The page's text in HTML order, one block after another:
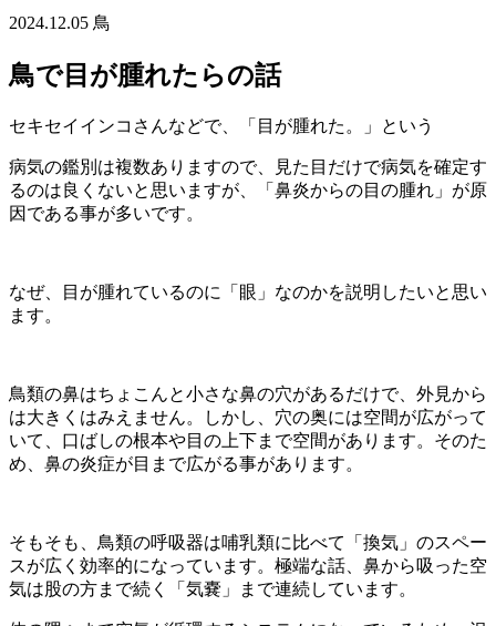
2024.12.05 鳥
鳥で目が腫れたらの話
セキセイインコさんなどで、「目が腫れた。」という
病気の鑑別は複数ありますので、見た目だけで病気を確定す
るのは良くないと思いますが、「鼻炎からの目の腫れ」が原
因である事が多いです。
なぜ、目が腫れているのに「眼」なのかを説明したいと思い
ます。
鳥類の鼻はちょこんと小さな鼻の穴があるだけで、外見から
は大きくはみえません。しかし、穴の奥には空間が広がって
いて、口ばしの根本や目の上下まで空間があります。そのた
め、鼻の炎症が目まで広がる事があります。
そもそも、鳥類の呼吸器は哺乳類に比べて「換気」のスペー
スが広く効率的になっています。極端な話、鼻から吸った空
気は股の方まで続く「気嚢」まで連続しています。